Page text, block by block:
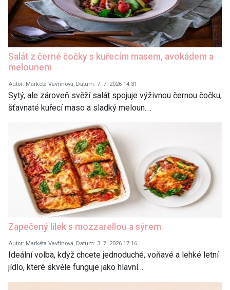
Salát z černé čočky s kuřecím masem, avokádem a
melounem
Autor: Markéta Vavřinová, Datum: 7. 7. 2026 14:31
Sytý, ale zároveň svěží salát spojuje výživnou černou čočku,
šťavnaté kuřecí maso a sladký meloun.…
Zapečený lilek s mozzarellou a sýrem
Autor: Markéta Vavřinová, Datum: 3. 7. 2026 17:16
Ideální volba, když chcete jednoduché, voňavé a lehké letní
jídlo, které skvěle funguje jako hlavní…